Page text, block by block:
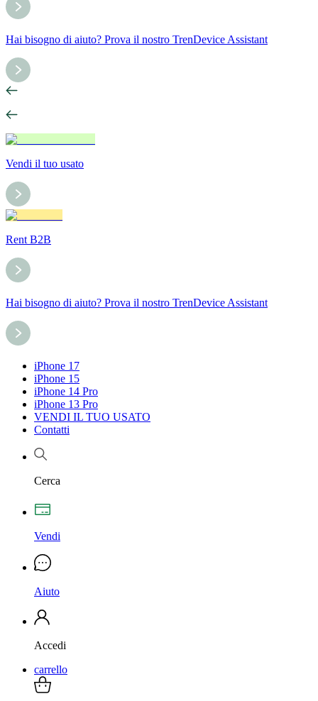
Hai bisogno di aiuto? Prova il nostro TrenDevice Assistant
Vendi il tuo usato
Rent B2B
Hai bisogno di aiuto? Prova il nostro TrenDevice Assistant
iPhone 17
iPhone 15
iPhone 14 Pro
iPhone 13 Pro
VENDI IL TUO USATO
Contatti
Cerca
Vendi
Aiuto
Accedi
carrello